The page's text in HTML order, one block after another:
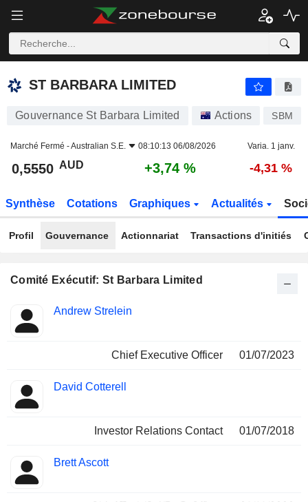
ST BARBARA LIMITED
ST BARBARA LIMITED
Gouvernance St Barbara Limited Actions SBM
Marché Fermé -Australian S.E. 08:10:13 06/08/2026 Varia. 1 janv.
0,5550 AUD +3,74 % -4,31 %
Synthèse Cotations Graphiques Actualités
Profil Gouvernance Actionnariat Transactions d'initiés
Comité Exécutif: St Barbara Limited
Dirigeant
Fonctions
Andrew Strelein
Chief Executive Officer 01/07/2023
David Cotterell
Investor Relations Contact 01/07/2018
Brett Ascott